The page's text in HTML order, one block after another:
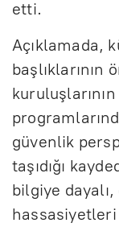
etti.
Açıklamada,
başlıklarının
güvenlik
taşıdığı
bilgiye